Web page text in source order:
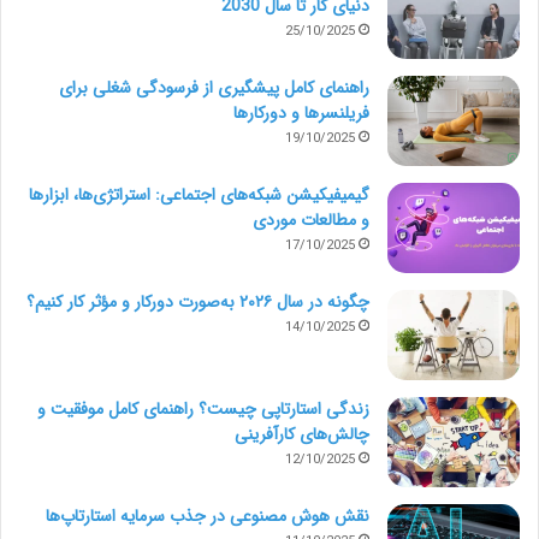
شما را بیدار و آگاه کند! منطقی است که یافتن چنین فردی
چندان آسان نباشد.
من براساس تجربۀ پانزده‌سالۀ خود در صنعت تبلیغات و به
اقتضای شغلم، در طول این سال‌ها با چندین فریلنسر کار
کرده‌ام و روش‌ها و گام‌هایی برای
یافته‌ام که همیشه جواب می‌دهد.
در ادامه شیوۀ هفت‌مرحله‌ای خود برای پیدا کردن
فریلنسرهای حرفه‌ای را با شما در میان خواهم گذاشت.
7 گام مهم برای یافتن بهترین فریلنسر
ها
دنیای کار تا سال 2030
25/10/2025
راهنمای کامل پیشگیری از فرسودگی شغلی برای
فریلنسرها و دورکارها
19/10/2025
گیمیفیکیشن شبکه‌های اجتماعی: استراتژی‌ها، ابزارها
و مطالعات موردی
17/10/2025
چگونه در سال ۲۰۲۶ به‌صورت دورکار و مؤثر کار کنیم؟
14/10/2025
زندگی استارتاپی چیست؟ راهنمای کامل موفقیت و
چالش‌های کارآفرینی
12/10/2025
نقش هوش مصنوعی در جذب سرمایه استارتاپ‌ها